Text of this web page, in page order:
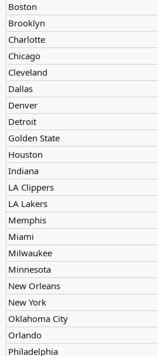
Boston
Brooklyn
Charlotte
Chicago
Cleveland
Dallas
Denver
Detroit
Golden State
Houston
Indiana
LA Clippers
LA Lakers
Memphis
Miami
Milwaukee
Minnesota
New Orleans
New York
Oklahoma City
Orlando
Philadelphia